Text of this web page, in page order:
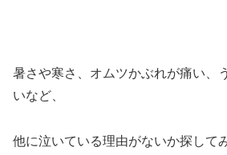
暑さや寒さ、オムツかぶれが痛い、
いなど、
他に泣いている理由がないか探して